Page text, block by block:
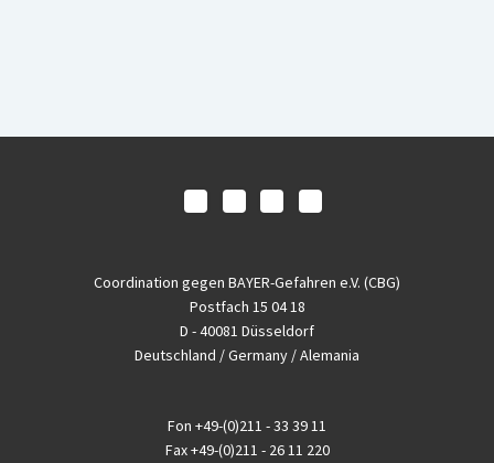
Coordination gegen BAYER-Gefahren e.V. (CBG)
Postfach 15 04 18
D - 40081 Düsseldorf
Deutschland / Germany / Alemania
Fon +49-(0)211 - 33 39 11
Fax+49-(0)211 - 26 11 220